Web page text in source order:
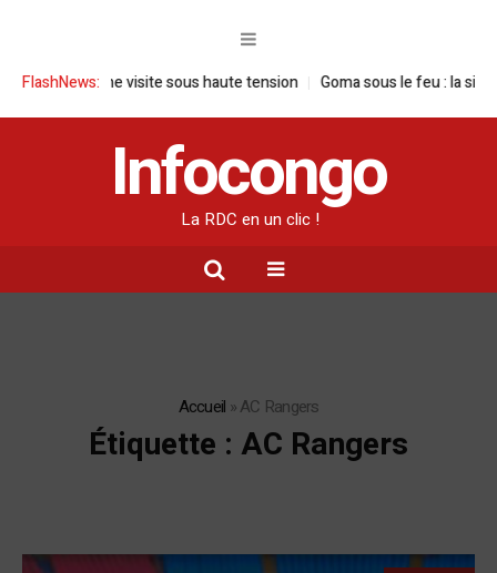
FlashNews:
une visite sous haute tension Goma sous le feu : la situation
Infocongo
La RDC en un clic !
Accueil »AC Rangers
Étiquette : AC Rangers